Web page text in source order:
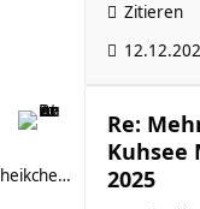
Zitieren
heikchen007
Re:
Kuhsee
2025